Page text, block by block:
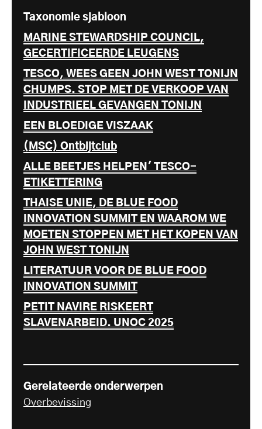
Taxonomie sjabloon
MARINE STEWARDSHIP COUNCIL,
GECERTIFICEERDE LEUGENS
TESCO, WEES GEEN JOHN WEST TONIJN
CHUMPS. STOP MET DE VERKOOP VAN
INDUSTRIEEL GEVANGEN TONIJN
EEN BLOEDIGE VISZAAK
(MSC) Ontbijtclub
ALLE BEETJES HELPEN' TESCO-
ETIKETTERING
THAISE UNIE, DE BLUE FOOD
INNOVATION SUMMIT EN WAAROM WE
MOETEN STOPPEN MET HET KOPEN VAN
JOHN WEST TONIJN
LITERATUUR VOOR DE BLUE FOOD
INNOVATION SUMMIT
PETIT NAVIRE RISKEERT
SLAVENARBEID. UNOC 2025
Gerelateerde onderwerpen
Overbevissing